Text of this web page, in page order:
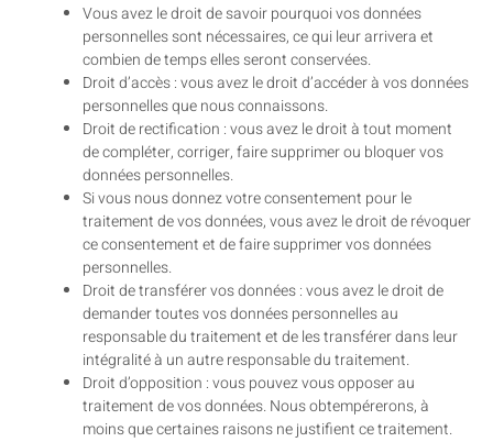
Vous avez le droit de savoir pourquoi vos données
personnelles sont nécessaires, ce qui leur arrivera et
combien de temps elles seront conservées.
Droit d’accès : vous avez le droit d’accéder à vos données
personnelles que nous connaissons.
Droit de rectification : vous avez le droit à tout moment
de compléter, corriger, faire supprimer ou bloquer vos
données personnelles.
Si vous nous donnez votre consentement pour le
traitement de vos données, vous avez le droit de révoquer
ce consentement et de faire supprimer vos données
personnelles.
Droit de transférer vos données : vous avez le droit de
demander toutes vos données personnelles au
responsable du traitement et de les transférer dans leur
intégralité à un autre responsable du traitement.
Droit d’opposition : vous pouvez vous opposer au
traitement de vos données. Nous obtempérerons, à
moins que certaines raisons ne justifient ce traitement.